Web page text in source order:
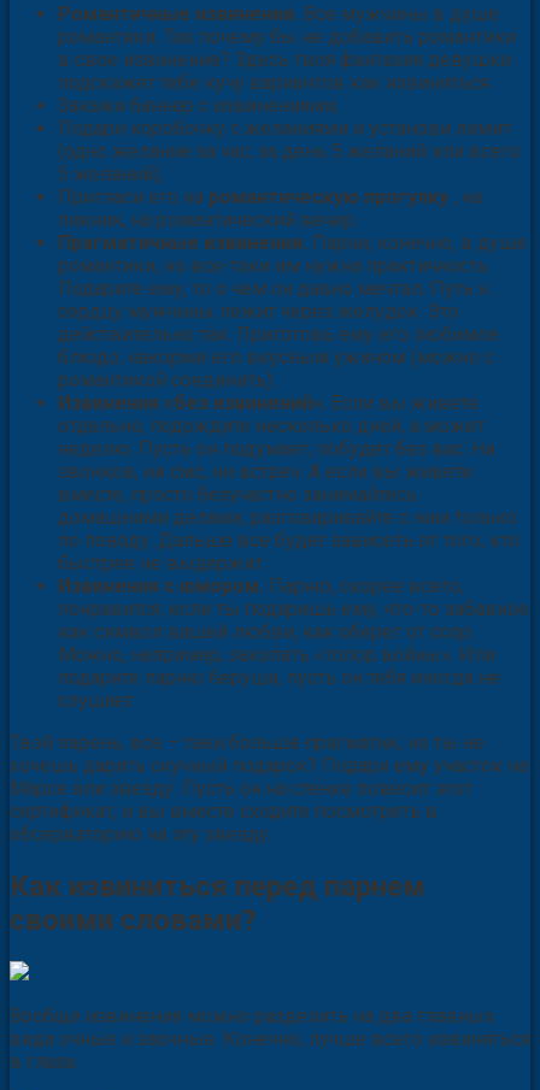
Романтичные извинения. Все мужчины в душе
романтики. Так почему бы не добавить романтики
в свое извинение? Здесь твоя фантазия девушки
подскажет тебе кучу вариантов как извиниться.
Закажи баннер с извинениями;
Подари коробочку с желаниями и установи лимит
(одно желание за час, за день 5 желаний или всего
5 желаний);
Пригласи его на романтическую прогулку , на
пикник, на романтический вечер.
Прагматичные извинения. Парни, конечно, в душе
романтики, но все-таки им нужна практичность.
Подарите ему, то о чем он давно мечтал. Путь к
сердцу мужчины лежит через желудок. Это
действительно так. Приготовь ему его любимое
блюдо, накорми его вкусным ужином (можно с
романтикой соединить).
Извинения «без извинений». Если вы живете
отдельно, подождите несколько дней, а может
неделю. Пусть он подумает, побудет без вас. Ни
звонков, ни смс, ни встреч. А если вы живете
вместе, просто безучастно занимайтесь
домашними делами, разговаривайте с ним только
по поводу. Дальше все будет зависеть от того, кто
быстрее не выдержит.
Извинения с юмором. Парню, скорее всего,
понравится, если ты подаришь ему, что-то забавное
как символ вашей любви, как оберег от ссор.
Можно, например, закопать «топор войны». Или
подарите парню беруши, пусть он тебя иногда не
слушает.
Твой парень, все – таки больше прагматик, но ты не
хочешь дарить скучный подарок? Подари ему участок на
Марсе или звезду. Пусть он на стенке повесит этот
сертификат, и вы вместе сходите посмотреть в
обсерваторию на эту звезду.
Как извиниться перед парнем
своими словами?
Вообще извинения можно разделить на два главных
вида очные и заочные. Конечно, лучше всего извиняться
в глаза.